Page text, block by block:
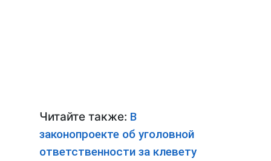
Читайте также: В
законопроекте об уголовной
ответственности за клевету